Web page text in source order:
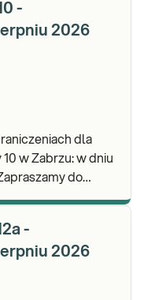
-
2026
dla
w dniu
-
2026